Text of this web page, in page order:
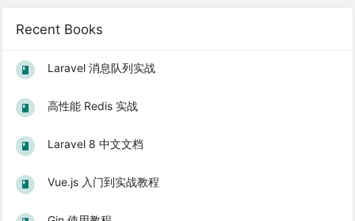
Recent Books
Laravel 消息队列实战
高性能 Redis 实战
Laravel 8 中文文档
Vue.js 入门到实战教程